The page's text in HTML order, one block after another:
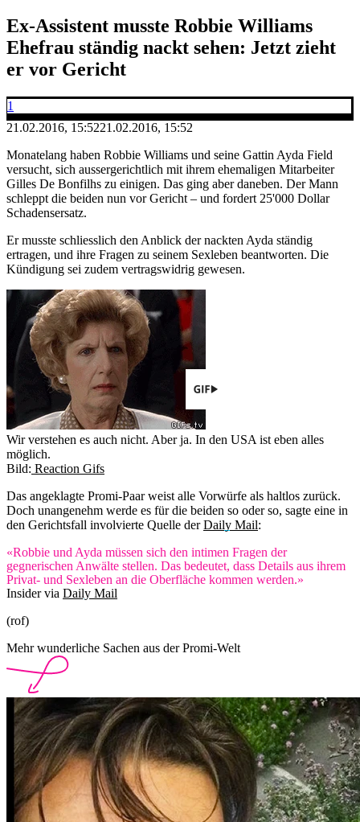
Ex-Assistent musste Robbie Williams
Ehefrau ständig nackt sehen: Jetzt zieht
er vor Gericht
1
21.02.2016, 15:5221.02.2016, 15:52
Monatelang haben Robbie Williams und seine Gattin Ayda Field
versucht, sich aussergerichtlich mit ihrem ehemaligen Mitarbeiter
Gilles De Bonfilhs zu einigen. Das ging aber daneben. Der Mann
schleppt die beiden nun vor Gericht – und fordert 25'000 Dollar
Schadensersatz.
Er musste schliesslich den Anblick der nackten Ayda ständig
ertragen, und ihre Fragen zu seinem Sexleben beantworten. Die
Kündigung sei zudem vertragswidrig gewesen.
Wir verstehen es auch nicht. Aber ja. In den USA ist eben alles
möglich.
Bild: Reaction Gifs
Das angeklagte Promi-Paar weist alle Vorwürfe als haltlos zurück.
Doch unangenehm werde es für die beiden so oder so, sagte eine in
den Gerichtsfall involvierte Quelle derDaily Mail:
«Robbie und Ayda müssen sich den intimen Fragen der
gegnerischen Anwälte stellen. Das bedeutet, dass Details aus ihrem
Privat- und Sexleben an die Oberfläche kommen werden.»
Insider via Daily Mail
(rof)
Mehr wunderliche Sachen aus der Promi-Welt